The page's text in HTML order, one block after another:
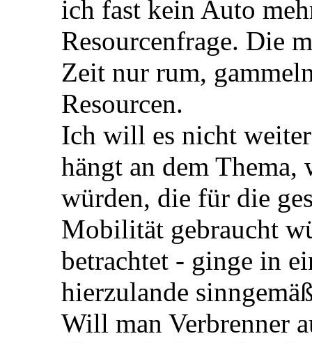
ich fast kein Auto
Resourcenfrage. Die
Zeit nur rum,
Resourcen.
Ich will es nicht
hängt an dem
würden, die für die
Mobilität gebraucht
betrachtet - ginge in
hierzulande
Will man Verbrenner